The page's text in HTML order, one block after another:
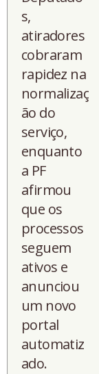
s,
atiradores
cobraram
rapidez na
normalizaç
ão do
serviço,
enquanto
a PF
afirmou
que os
processos
seguem
ativos e
anunciou
um novo
portal
automatiz
ado.